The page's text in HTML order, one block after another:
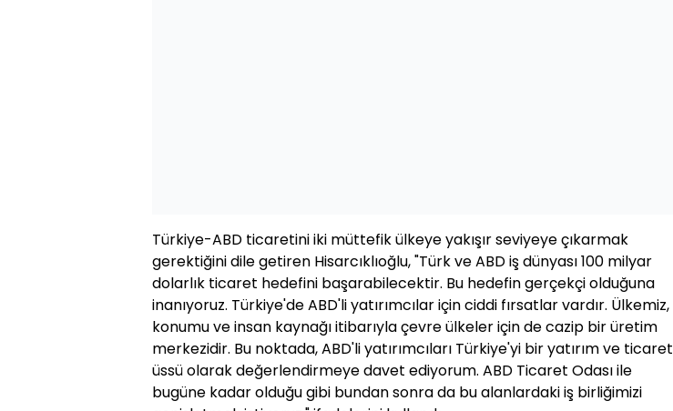
Türkiye-ABD ticaretini iki müttefik ülkeye yakışır seviyeye çıkarmak
gerektiğini dile getiren Hisarcıklıoğlu, "Türk ve ABD iş dünyası 100 milyar
dolarlık ticaret hedefini başarabilecektir. Bu hedefin gerçekçi olduğuna
inanıyoruz. Türkiye'de ABD'li yatırımcılar için ciddi fırsatlar vardır. Ülkemiz,
konumu ve insan kaynağı itibarıyla çevre ülkeler için de cazip bir üretim
merkezidir. Bu noktada, ABD'li yatırımcıları Türkiye'yi bir yatırım ve ticaret
üssü olarak değerlendirmeye davet ediyorum. ABD Ticaret Odası ile
bugüne kadar olduğu gibi bundan sonra da bu alanlardaki iş birliğimizi